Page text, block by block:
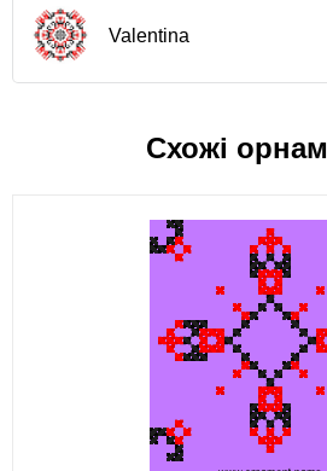
Valentina
Схожі